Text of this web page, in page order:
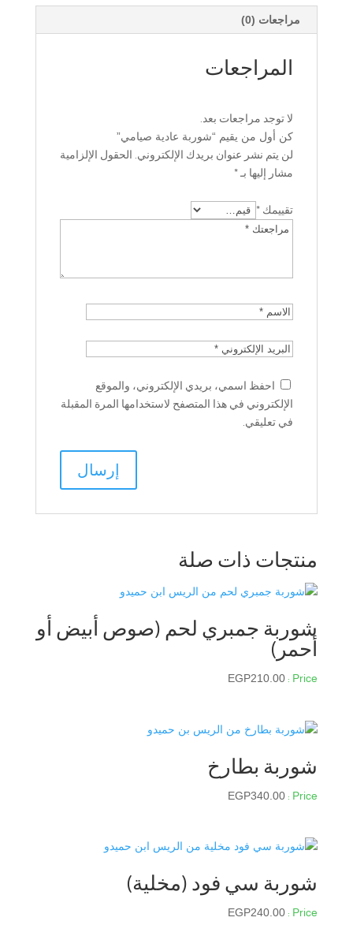
مراجعات (0)
المراجعات
لا توجد مراجعات بعد.
كن أول من يقيم “شوربة عادية صيامي”
لن يتم نشر عنوان بريدك الإلكتروني. الحقول الإلزامية
مشار إليها بـ*
تقييمك *
احفظ اسمي، بريدي الإلكتروني، والموقع
الإلكتروني في هذا المتصفح لاستخدامها المرة المقبلة
في تعليقي.
منتجات ذات صلة
شوربة جمبري لحم (صوص أبيض أو
أحمر)
EGP210.00
شوربة بطارخ
EGP340.00
شوربة سي فود (مخلية)
EGP240.00